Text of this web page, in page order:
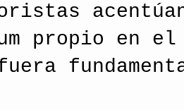
propio en
fuera